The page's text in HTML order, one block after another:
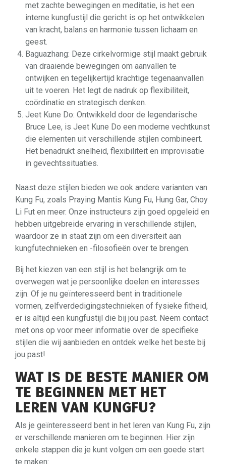
met zachte bewegingen en meditatie, is het een
interne kungfustijl die gericht is op het ontwikkelen
van kracht, balans en harmonie tussen lichaam en
geest.
Baguazhang: Deze cirkelvormige stijl maakt gebruik
van draaiende bewegingen om aanvallen te
ontwijken en tegelijkertijd krachtige tegenaanvallen
uit te voeren. Het legt de nadruk op flexibiliteit,
coördinatie en strategisch denken.
Jeet Kune Do: Ontwikkeld door de legendarische
Bruce Lee, is Jeet Kune Do een moderne vechtkunst
die elementen uit verschillende stijlen combineert.
Het benadrukt snelheid, flexibiliteit en improvisatie
in gevechtssituaties.
Naast deze stijlen bieden we ook andere varianten van
Kung Fu, zoals Praying Mantis Kung Fu, Hung Gar, Choy
Li Fut en meer. Onze instructeurs zijn goed opgeleid en
hebben uitgebreide ervaring in verschillende stijlen,
waardoor ze in staat zijn om een diversiteit aan
kungfutechnieken en -filosofieën over te brengen.
Bij het kiezen van een stijl is het belangrijk om te
overwegen wat je persoonlijke doelen en interesses
zijn. Of je nu geïnteresseerd bent in traditionele
vormen, zelfverdedigingstechnieken of fysieke fitheid,
er is altijd een kungfustijl die bij jou past. Neem contact
met ons op voor meer informatie over de specifieke
stijlen die wij aanbieden en ontdek welke het beste bij
jou past!
WAT IS DE BESTE MANIER OM
TE BEGINNEN MET HET
LEREN VAN KUNGFU?
Als je geïnteresseerd bent in het leren van Kung Fu, zijn
er verschillende manieren om te beginnen. Hier zijn
enkele stappen die je kunt volgen om een goede start
te maken: